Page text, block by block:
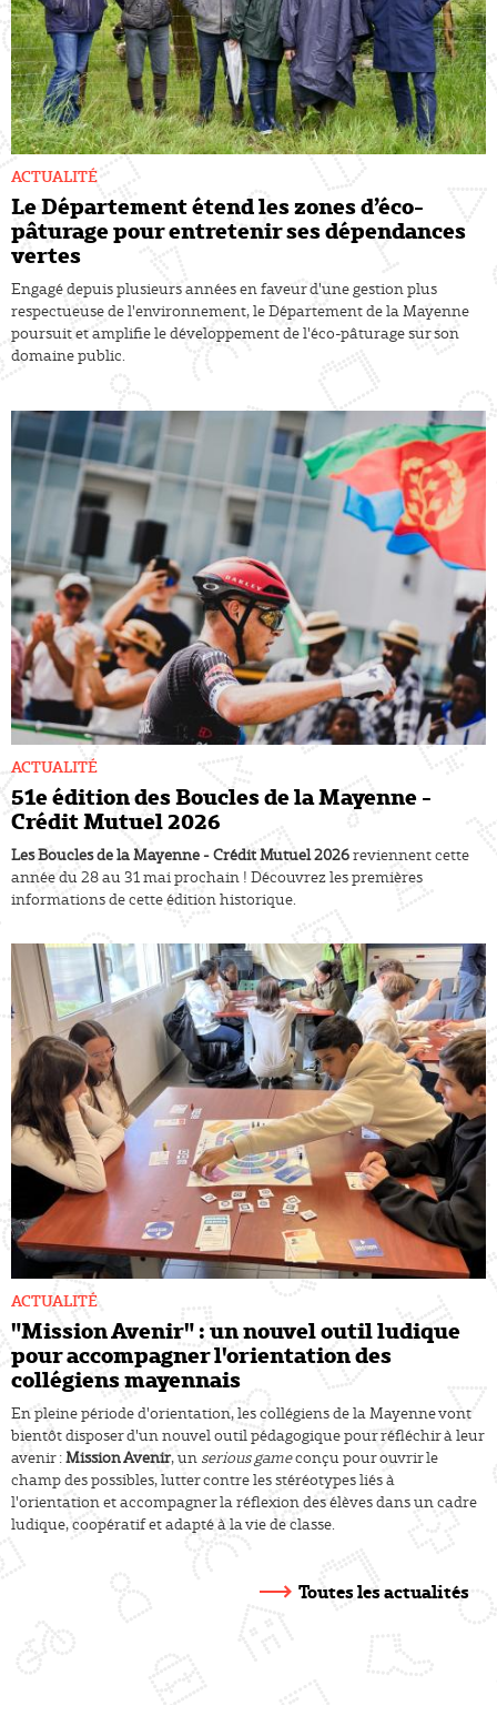
Le Département étend les zones d’éco-
pâturage pour entretenir ses dépendances
vertes
ACTUALITÉ
Engagé depuis plusieurs années en faveur d'une gestion plus
respectueuse de l'environnement, le Département de la Mayenne
poursuit et amplifie le développement de l'éco-pâturage sur son
domaine public.
51e édition des Boucles de la Mayenne -
Crédit Mutuel 2026
ACTUALITÉ
Les Boucles de la Mayenne - Crédit Mutuel 2026reviennent cette
année du 28 au 31 mai prochain ! Découvrez les premières
informations de cette édition historique.
"Mission Avenir" : un nouvel outil ludique
pour accompagner l'orientation des
collégiens mayennais
ACTUALITÉ
En pleine période d'orientation, les collégiens de la Mayenne vont
bientôt disposer d'un nouvel outil pédagogique pour réfléchir à leur
avenir :Mission Avenir, un serious gameconçu pour ouvrir le
champ des possibles, lutter contre les stéréotypes liés à
l'orientation et accompagner la réflexion des élèves dans un cadre
ludique, coopératif et adapté à la vie de classe.
Toutes les actualités